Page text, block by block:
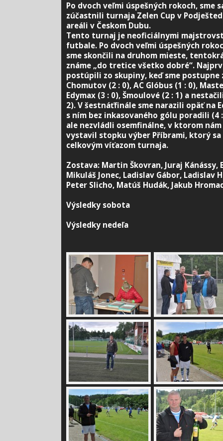
Po dvoch veľmi úspešných rokoch, sme
zúčastnili turnaja Zelen Cup v
areáli v Českom Dubu.
Tento turnaj je neoficiálnymi
futbale. Po dvoch veľmi úspešných
sme skončili na druhom mieste,
známe „do tretice všetko dobré“.
postúpili zo skupiny, keď sme postupne
Chomutov (2 : 0), AC Glóbus (1 : 0),
Edymax (3 : 0), Šmoulové (2 : 1) a
2). V šestnáťfinále sme narazili opäť na
s ním bez inkasovaného gólu poradili (4
ale nezvládli osemfinálne, v ktorom nám
vystavil stopku výber Příbrami, ktorý
celkovým víťazom turnaja.
Zostava: Martin Škovran, Juraj Kánássy,
Mikuláš Jonec, Ladislav Gábor, Ladislav
Peter Slicho, Matúš Hudák, Jakub
Výsledky sobota
Výsledky nedeľa